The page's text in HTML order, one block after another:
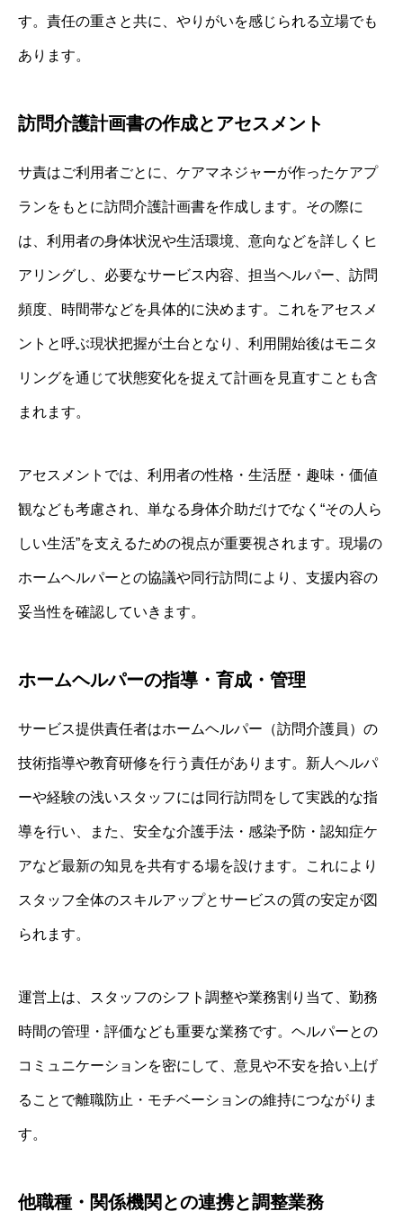
す。責任の重さと共に、やりがいを感じられる立場でも
あります。
訪問介護計画書の作成とアセスメント
サ責はご利用者ごとに、ケアマネジャーが作ったケアプ
ランをもとに訪問介護計画書を作成します。その際に
は、利用者の身体状況や生活環境、意向などを詳しくヒ
アリングし、必要なサービス内容、担当ヘルパー、訪問
頻度、時間帯などを具体的に決めます。これをアセスメ
ントと呼ぶ現状把握が土台となり、利用開始後はモニタ
リングを通じて状態変化を捉えて計画を見直すことも含
まれます。
アセスメントでは、利用者の性格・生活歴・趣味・価値
観なども考慮され、単なる身体介助だけでなく“その人ら
しい生活”を支えるための視点が重要視されます。現場の
ホームヘルパーとの協議や同行訪問により、支援内容の
妥当性を確認していきます。
ホームヘルパーの指導・育成・管理
サービス提供責任者はホームヘルパー（訪問介護員）の
技術指導や教育研修を行う責任があります。新人ヘルパ
ーや経験の浅いスタッフには同行訪問をして実践的な指
導を行い、また、安全な介護手法・感染予防・認知症ケ
アなど最新の知見を共有する場を設けます。これにより
スタッフ全体のスキルアップとサービスの質の安定が図
られます。
運営上は、スタッフのシフト調整や業務割り当て、勤務
時間の管理・評価なども重要な業務です。ヘルパーとの
コミュニケーションを密にして、意見や不安を拾い上げ
ることで離職防止・モチベーションの維持につながりま
す。
他職種・関係機関との連携と調整業務